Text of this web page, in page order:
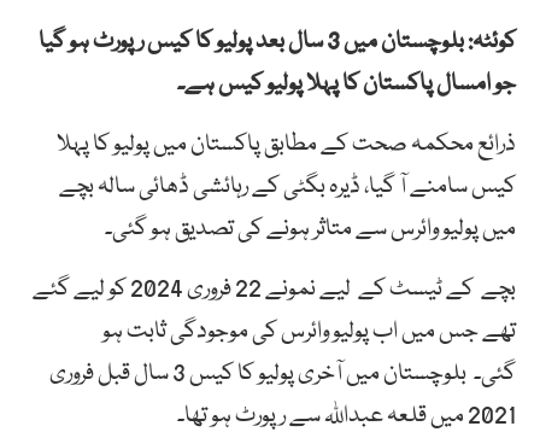
کوئٹہ: بلوچستان میں 3 سال بعد پولیو کا کیس رپورٹ ہو گیا
جو امسال پاکستان کا پہلا پولیو کیس ہے۔
ذرائع محکمہ صحت کے مطابق پاکستان میں پولیو کا پہلا
کیس سامنے آ گیا، ڈیرہ بگٹی کے رہائشی ڈھائی سالہ بچے
میں پولیو وائرس سے متاثر ہونے کی تصدیق ہو گئی۔
بچے کے ٹیسٹ کے لیے نمونے 22 فروری 2024 کو لیے گئے
تھے جس میں اب پولیو وائرس کی موجودگی ثابت ہو
گئی۔ بلوچستان میں آخری پولیو کا کیس 3 سال قبل فروری
2021 میں قلعہ عبداللہ سے رپورٹ ہو تھا۔